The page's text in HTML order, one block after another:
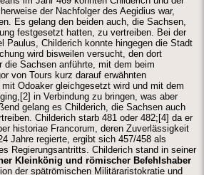
der Nachfolger des Aegidius war,
Es gelang den beiden auch, die Sachsen,
festgesetzt hatten, zu vertreiben. Bei der
Paulus, Childerich konnte hingegen die Stadt
wird bisweilen versucht, den dort
die Sachsen anführte, mit dem beim
von Tours kurz darauf erwähnten
Odoaker gleichgesetzt wird und mit dem
in Verbindung zu bringen, was aber
gelang es Childerich, die Sachsen auch
Childerich starb 481 oder 482;[4] da er
historiae Francorum, deren Zuverlässigkeit
Jahre regierte, ergibt sich 457/458 als
Regierungsantritts. Childerich stand in seiner
Kleinkönig und römischer Befehlshaber
der spätrömischen Militäraristokratie und